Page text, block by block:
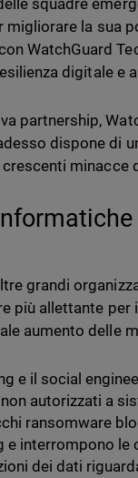
squadre
migliorare la sua
WatchGuard
digitale e
partnership,
dispone di
minacce
grandi
più allettante
aumento delle
e il social
autorizzati a
ransomware
e interrompono le
dei dati